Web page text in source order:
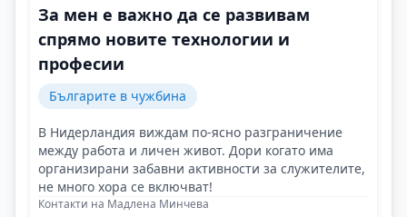
За мен е важно да се развивам
спрямо новите технологии и
професии
Българите в чужбина
В Нидерландия виждам по-ясно разграничение
между работа и личен живот. Дори когато има
организирани забавни активности за служителите,
не много хора се включват!
Контакти на Мадлена Минчева